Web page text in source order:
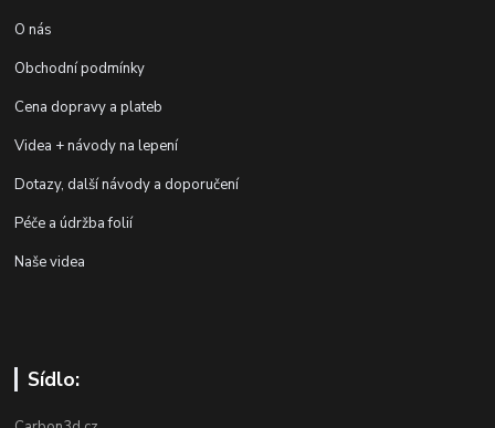
O nás
Obchodní podmínky
Cena dopravy a plateb
Videa + návody na lepení
Dotazy, další návody a doporučení
Péče a údržba folií
Naše videa
Sídlo: